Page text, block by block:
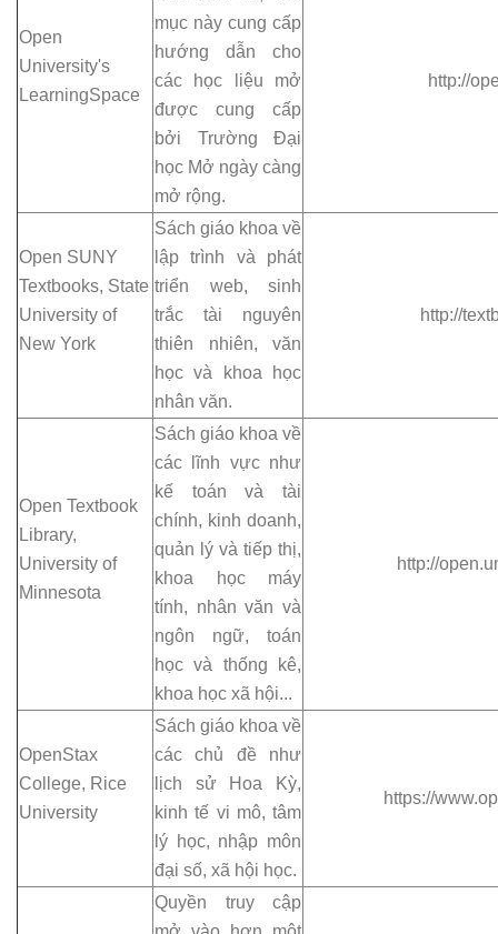
Open
University's
LearningSpace
mục này cung cấp
hướng dẫn cho
các học liệu mở
được cung cấp
bởi Trường Đại
học Mở ngày càng
mở rộng.
http://
Open SUNY
Textbooks, State
University of
New York
Sách giáo khoa về
lập trình và phát
triển web, sinh
trắc tài nguyên
thiên nhiên, văn
học và khoa học
nhân văn.
http://
Open Textbook
Library,
University of
Minnesota
Sách giáo khoa về
các lĩnh vực như
kế toán và tài
chính, kinh doanh,
quản lý và tiếp thị,
khoa học máy
tính, nhân văn và
ngôn ngữ, toán
học và thống kê,
khoa học xã hội...
http://
OpenStax
College, Rice
University
Sách giáo khoa về
các chủ đề như
lịch sử Hoa Kỳ,
kinh tế vi mô, tâm
lý học, nhập môn
đại số, xã hội học.
https://
Quyền truy cập